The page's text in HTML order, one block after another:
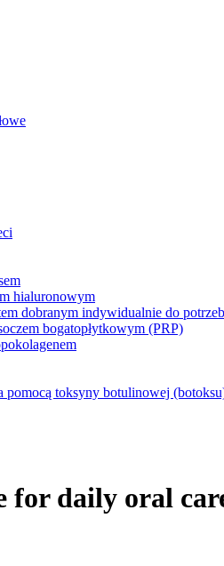
hialuronowym
dobranym indywidualnie do
bogatopłytkowym (PRP)
pomocą toksyny botulinowej
for daily oral